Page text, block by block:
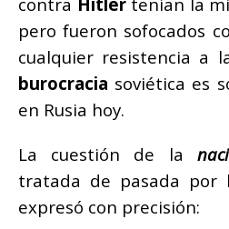
pero fueron sofocados
cualquier resistencia a
burocracia soviética es
en Rusia hoy.
La cuestión de la
tratada de pasada por
expresó con precisión: